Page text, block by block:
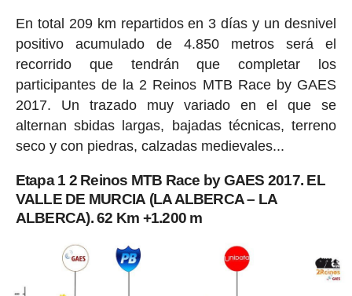
En total 209 km repartidos en 3 días y un desnivel
positivo acumulado de 4.850 metros será el
recorrido que tendrán que completar los
participantes de la 2 Reinos MTB Race by GAES
2017. Un trazado muy variado en el que se
alternan sbidas largas, bajadas técnicas, terreno
seco y con piedras, calzadas medievales...
Etapa 1 2 Reinos MTB Race by GAES 2017. EL
VALLE DE MURCIA (LA ALBERCA – LA
ALBERCA). 62 Km +1.200 m